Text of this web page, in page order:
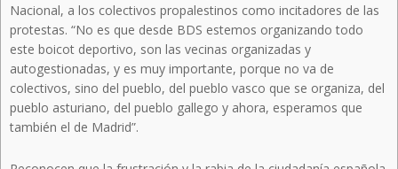
Nacional, a los colectivos propalestinos como incitadores de las
protestas. “No es que desde BDS estemos organizando todo
este boicot deportivo, son las vecinas organizadas y
autogestionadas, y es muy importante, porque no va de
colectivos, sino del pueblo, del pueblo vasco que se organiza, del
pueblo asturiano, del pueblo gallego y ahora, esperamos que
también el de Madrid”.